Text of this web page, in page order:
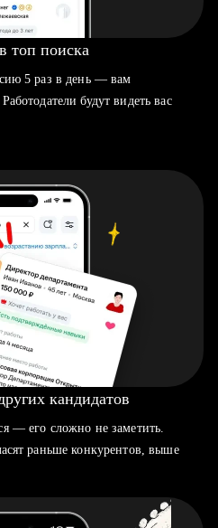
топ поиска
5 раз в день — вам
будут видеть вас
кандидатов
— его сложно не заметить.
раньше конкурентов, выше